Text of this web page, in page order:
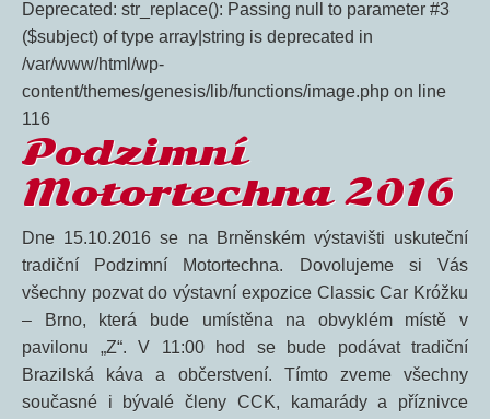
Deprecated: str_replace(): Passing null to parameter #3
($subject) of type array|string is deprecated in
/var/www/html/wp-
content/themes/genesis/lib/functions/image.php on line
116
Podzimní
Motortechna 2016
Dne 15.10.2016 se na Brněnském výstavišti uskuteční
tradiční Podzimní Motortechna. Dovolujeme si Vás
všechny pozvat do výstavní expozice Classic Car Króžku
– Brno, která bude umístěna na obvyklém místě v
pavilonu „Z“. V 11:00 hod se bude podávat tradiční
Brazilská káva a občerstvení. Tímto zveme všechny
současné i bývalé členy CCK, kamarády a příznivce